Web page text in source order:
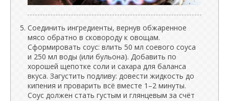
Соединить ингредиенты, вернув обжаренное
мясо обратно в сковороду к овощам.
Сформировать соус: влить 50 мл соевого соуса
и 250 мл воды (или бульона). Добавить по
хорошей щепотке соли и сахара для баланса
вкуса. Загустить подливу: довести жидкость до
кипения и проварить всё вместе 1–2 минуты.
Соус должен стать густым и глянцевым за счёт